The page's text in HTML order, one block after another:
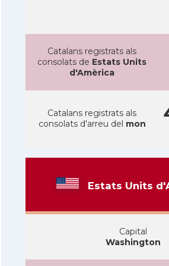
Catalans registrats als
consolats de Estats Units
d'Amèrica
Catalans registrats als
consolats d'arreu del mon
Estats Units
Capital
Washington